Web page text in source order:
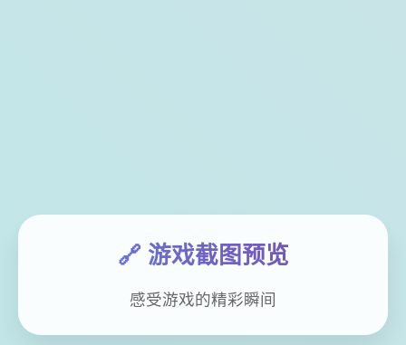
🔗 游戏截图预览
感受游戏的精彩瞬间